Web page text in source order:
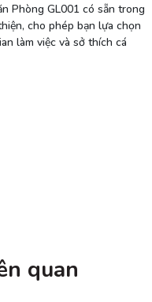
Phòng GL001 có sẵn trong
cho phép bạn lựa chọn
làm việc và sở thích cá
quan